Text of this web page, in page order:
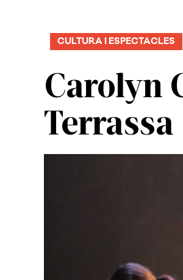
Carolyn
Terrassa
CULTURA I ESPECTACLES